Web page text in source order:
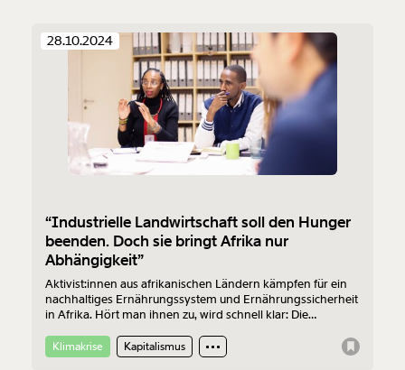
28.10.2024
“Industrielle Landwirtschaft soll den Hunger
beenden. Doch sie bringt Afrika nur
Abhängigkeit”
Aktivist:innen aus afrikanischen Ländern kämpfen für ein
nachhaltiges Ernährungssystem und Ernährungssicherheit
in Afrika. Hört man ihnen zu, wird schnell klar: Die
sondern überall eine Herausforderung. Und der Globale
Norden weiß nicht besser, was es braucht.
Klimakrise Kapitalismus